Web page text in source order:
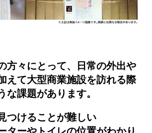
方々にとって、日常の外出や
えて大型商業施設を訪れる際
な課題があります。
つけることが難しい